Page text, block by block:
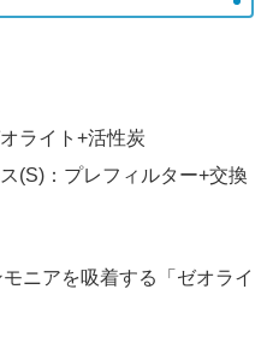
ライト+活性炭
(S)：プレフィルター+交換
ニアを吸着する「ゼオライ